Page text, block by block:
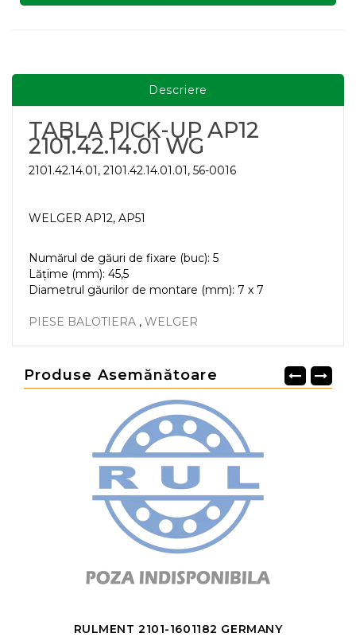
Descriere
TABLA PICK-UP AP12
2101.42.14.01 WG
2101.42.14.01, 2101.42.14.01.01, 56-0016
WELGER AP12, AP51
Numărul de găuri de fixare (buc): 5
Lățime (mm): 45,5
Diametrul găurilor de montare (mm): 7 x 7
PIESE BALOTIERA , WELGER
Produse Asemănătoare
RULMENT 2101-1601182 GERMANY